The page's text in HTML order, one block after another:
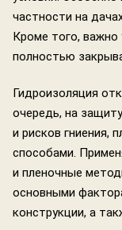
частности на
Кроме того, важно
полностью
Гидроизоляция
очередь, на
и рисков гниения,
способами.
и пленочные
основными
конструкции, а